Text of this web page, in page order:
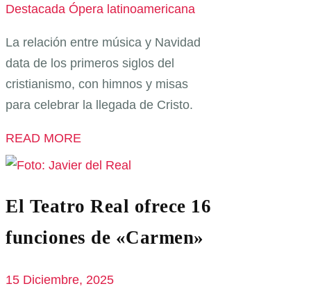
Destacada Ópera latinoamericana
La relación entre música y Navidad
data de los primeros siglos del
cristianismo, con himnos y misas
para celebrar la llegada de Cristo.
READ MORE
El Teatro Real ofrece 16
funciones de «Carmen»
15 Diciembre, 2025